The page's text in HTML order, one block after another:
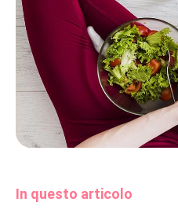
In questo articolo